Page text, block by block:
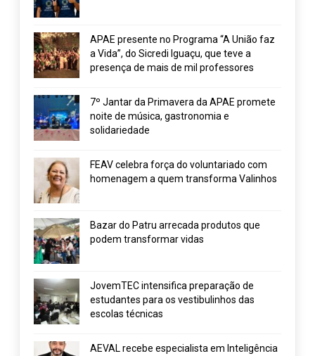
APAE presente no Programa “A União faz
a Vida”, do Sicredi Iguaçu, que teve a
presença de mais de mil professores
7º Jantar da Primavera da APAE promete
noite de música, gastronomia e
solidariedade
FEAV celebra força do voluntariado com
homenagem a quem transforma Valinhos
Bazar do Patru arrecada produtos que
podem transformar vidas
JovemTEC intensifica preparação de
estudantes para os vestibulinhos das
escolas técnicas
AEVAL recebe especialista em Inteligência